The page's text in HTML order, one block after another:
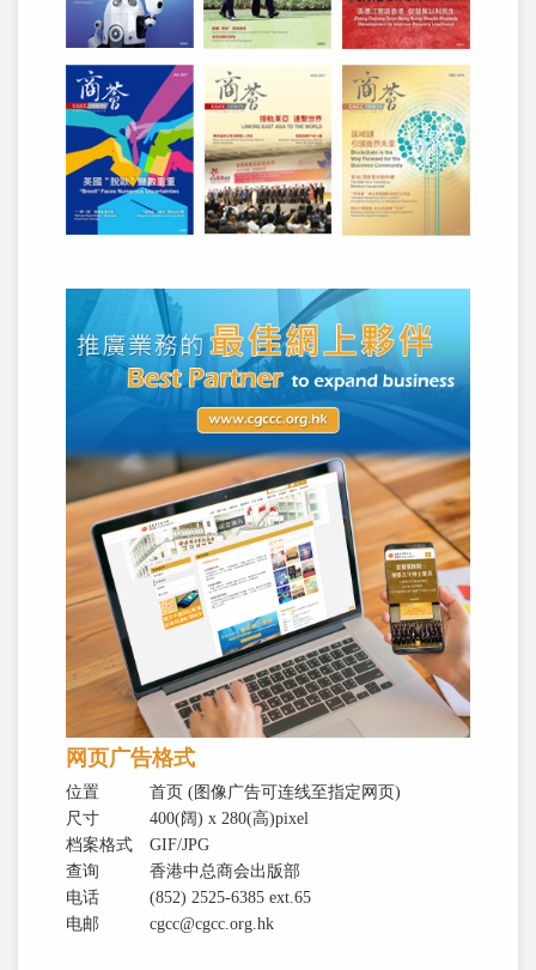
网页广告格式
位置
首页 (图像广告可连线至指定网页)
尺寸
400(阔) x 280(高)pixel
档案格式
GIF/JPG
查询
香港中总商会出版部
电话
(852) 2525-6385 ext.65
电邮
cgcc@cgcc.org.hk